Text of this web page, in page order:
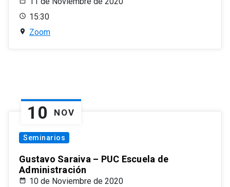
15:30
Zoom
10 NOV
Seminarios
Gustavo Saraiva – PUC Escuela de
Administración
10 de Noviembre de 2020